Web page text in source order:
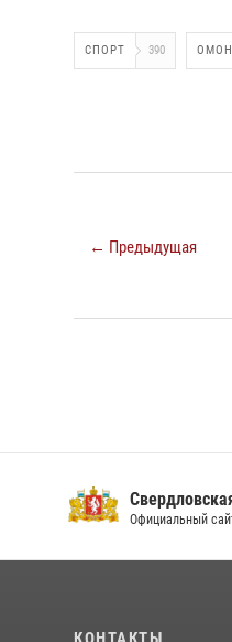
СПОРТ 390 ОМОН
← Предыдущая
Официальный